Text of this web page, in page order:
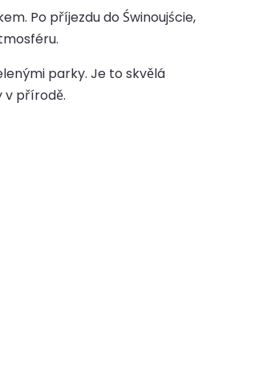
Po příjezdu do Świnoujście,
parky. Je to skvělá
v přírodě.